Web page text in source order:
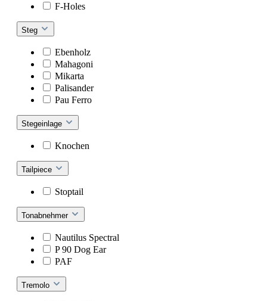
F-Holes
Steg
Ebenholz
Mahagoni
Mikarta
Palisander
Pau Ferro
Stegeinlage
Knochen
Tailpiece
Stoptail
Tonabnehmer
Nautilus Spectral
P 90 Dog Ear
PAF
Tremolo